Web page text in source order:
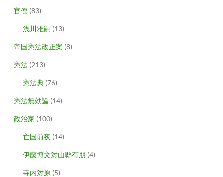
官僚 (83)
浅川雅嗣 (13)
帝国憲法改正案 (8)
憲法 (213)
憲法典 (76)
憲法無効論 (14)
政治家 (100)
亡国前夜 (14)
伊藤博文対山縣有朋 (4)
寺内対原 (5)